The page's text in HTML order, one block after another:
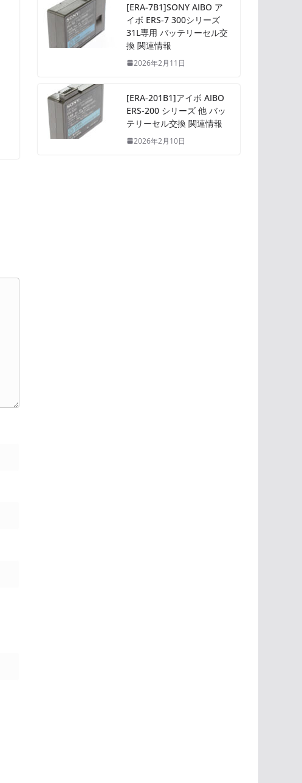
[ERA-7B1]SONY AIBO ア
イボ ERS-7 300シリーズ
31L専用 バッテリーセル交
換 関連情報
2026年2月11日
[ERA-201B1]アイボ AIBO
ERS-200 シリーズ 他 バッ
テリーセル交換 関連情報
2026年2月10日